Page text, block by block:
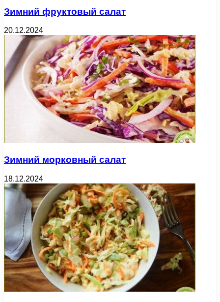
Зимний фруктовый салат
20.12.2024
Зимний морковный салат
18.12.2024